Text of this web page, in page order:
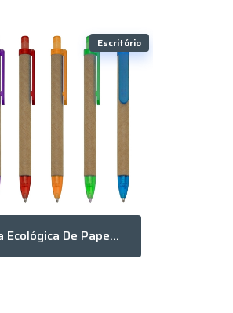
Escritório
Caneta Ecológica De Papelão